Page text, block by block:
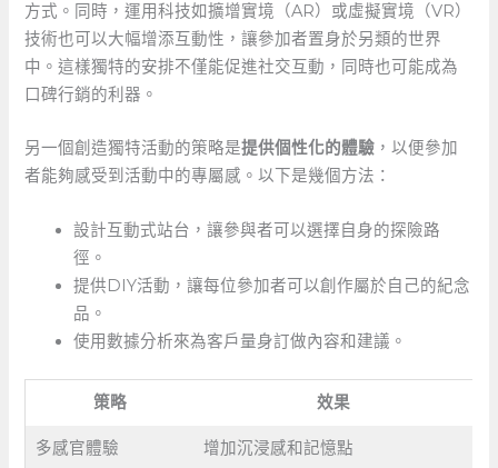
方式。同時，運用科技如擴增實境（AR）或虛擬實境（VR）
技術也可以大幅增添互動性，讓參加者置身於另類的世界
中。這樣獨特的安排不僅能促進社交互動，同時也可能成為
口碑行銷的利器。
另一個創造獨特活動的策略是提供個性化的體驗 ，以便參加
者能夠感受到活動中的專屬感。以下是幾個方法：
設計互動式站台，讓參與者可以選擇自身的探險路
徑。
提供DIY活動，讓每位參加者可以創作屬於自己的紀念
品。
使用數據分析來為客戶量身訂做內容和建議。
策略 效果
多感官體驗 增加沉浸感和記憶點